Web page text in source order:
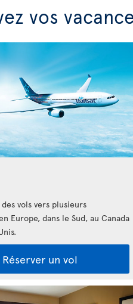
vos
vols vers plusieurs
Europe, dans le Sud, au Canada
Réserver un vol